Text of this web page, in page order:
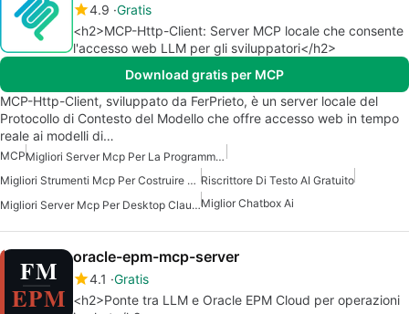
4.9 Gratis
<h2>MCP-Http-Client: Server MCP locale che consente
l'accesso web LLM per gli sviluppatori</h2>
Download gratis per MCP
MCP-Http-Client, sviluppato da FerPrieto, è un server locale del
Protocollo di Contesto del Modello che offre accesso web in tempo
reale ai modelli di…
MCP
Migliori Server Mcp Per La Programmazione
Migliori Strumenti Mcp Per Costruire Agenti Ai Riscrittore Di Testo AI Gratuito
Migliori Server Mcp Per Desktop ClaudeMiglior Chatbox Ai
oracle-epm-mcp-server
4.1 Gratis
<h2>Ponte tra LLM e Oracle EPM Cloud per operazioni